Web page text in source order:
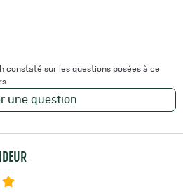
constaté sur les questions posées à ce
une question